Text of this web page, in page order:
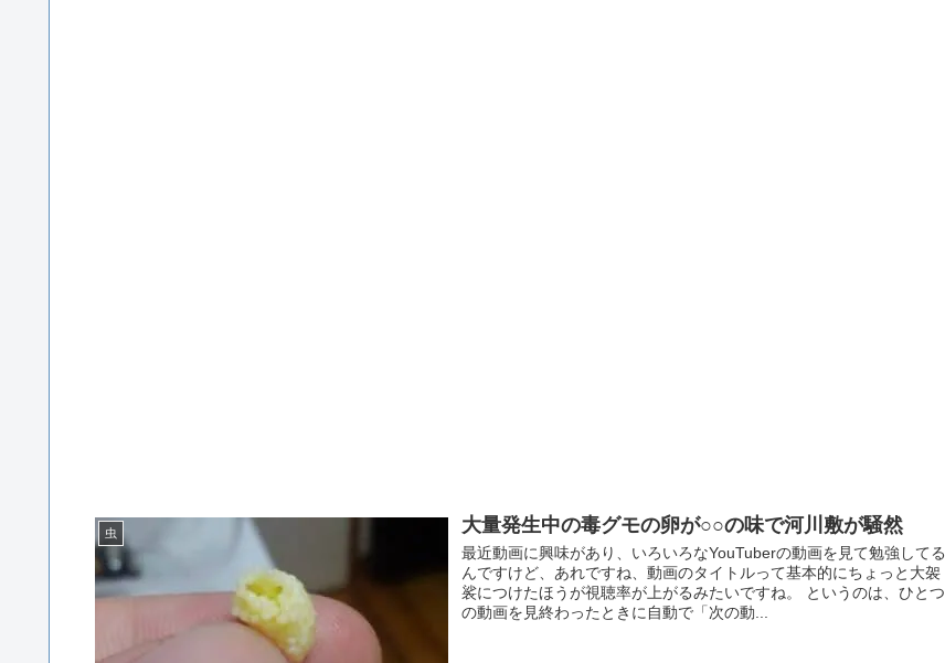
虫 大量発生中の毒グモの卵が○○の味で河川敷が騒然
最近動画に興味があり、いろいろなYouTuberの動画を見て勉強してる
んですけど、あれですね、動画のタイトルって基本的にちょっと大袈
裟につけたほうが視聴率が上がるみたいですね。 というのは、ひとつ
の動画を見終わったときに自動で「次の動...